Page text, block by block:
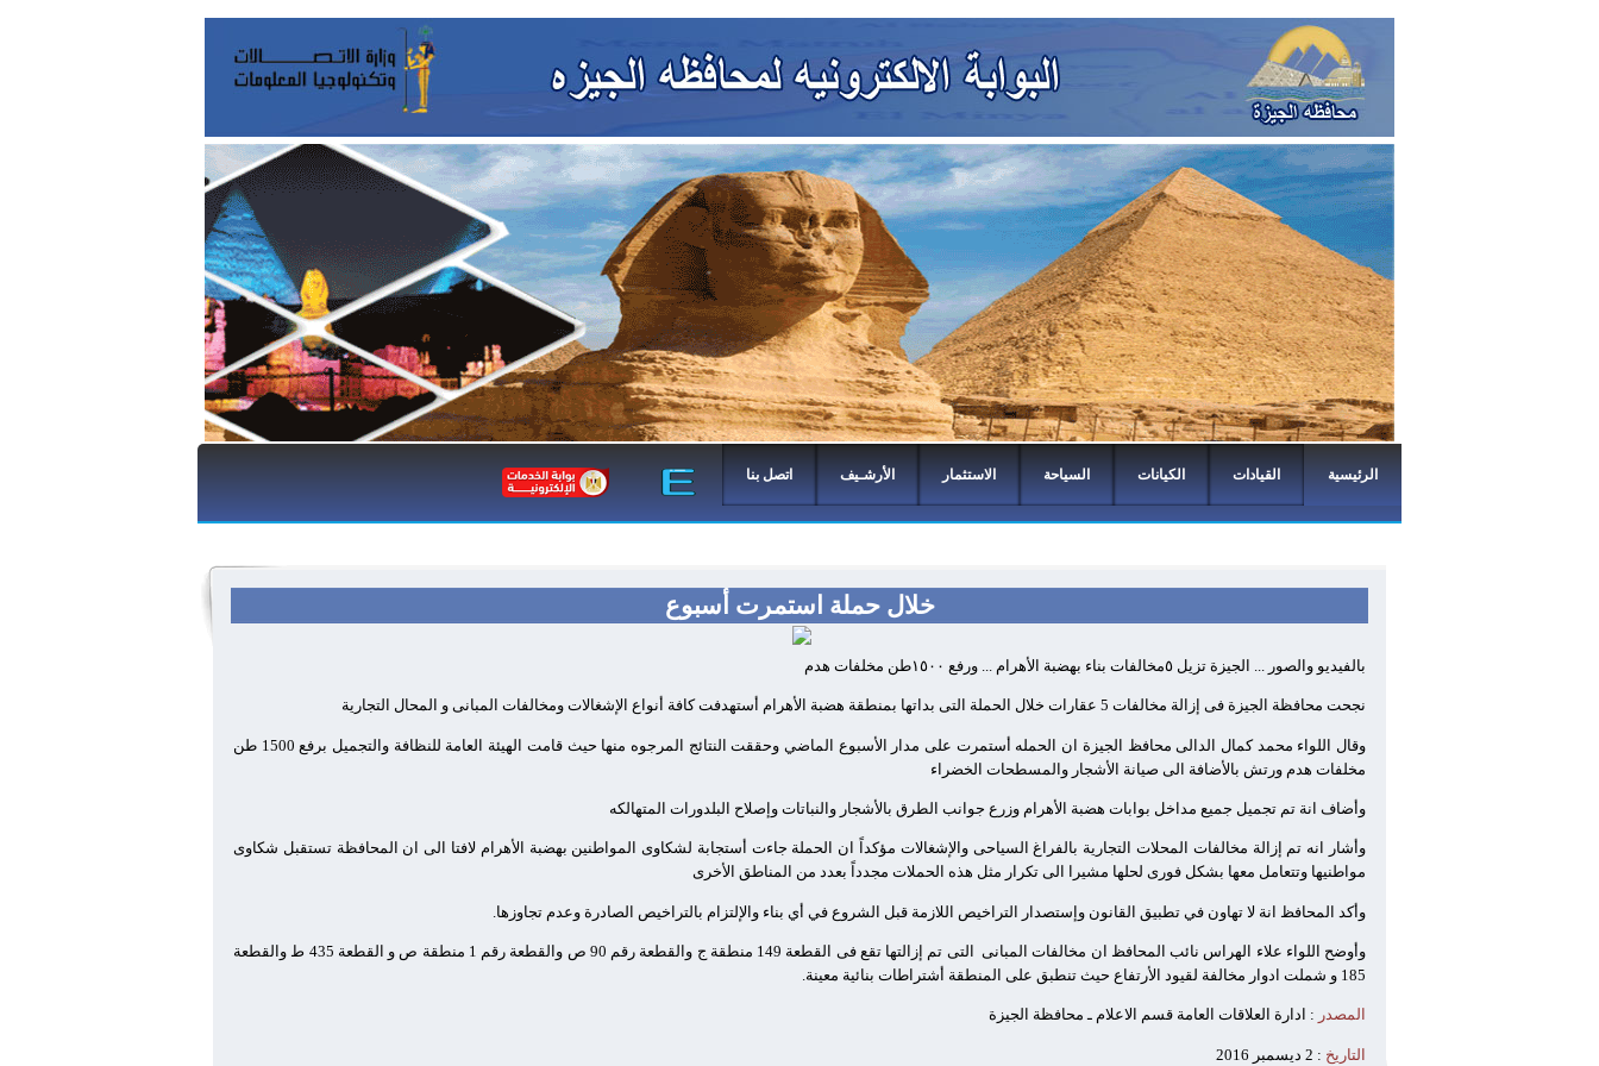
الرئيسية القيادات الكيانات السياحة الاستثمار الأرشـيف اتصل بنا
خلال حملة استمرت أسبوع
بالفيديو والصور ... الجيزة تزيل ٥مخالفات بناء بهضبة الأهرام ... ورفع ١٥٠٠طن مخلفات هدم
نجحت محافظة الجيزة فى إزالة مخالفات 5 عقارات خلال الحملة التى بداتها بمنطقة هضبة الأهرام أستهدفت كافة أنواع الإشغالات ومخالفات المبانى و المحال التجارية
وقال اللواء محمد كمال الدالى محافظ الجيزة ان الحمله أستمرت على مدار الأسبوع الماضي وحققت النتائج المرجوه منها حيث قامت الهيئة العامة للنظافة والتجميل برفع 1500 طن
مخلفات هدم ورتش بالأضافة الى صيانة الأشجار والمسطحات الخضراء
وأضاف انة تم تجميل جميع مداخل بوابات هضبة الأهرام وزرع جوانب الطرق بالأشجار والنباتات وإصلاح البلدورات المتهالكه
وأشار انه تم إزالة مخالفات المحلات التجارية بالفراغ السياحى والإشغالات مؤكداً ان الحملة جاءت أستجابة لشكاوى المواطنين بهضبة الأهرام لافتا الى ان المحافظة تستقبل شكاوى
مواطنيها وتتعامل معها بشكل فورى لحلها مشيرا الى تكرار مثل هذه الحملات مجدداً بعدد من المناطق الأخرى
وأكد المحافظ انة لا تهاون في تطبيق القانون وإستصدار التراخيص اللازمة قبل الشروع في أي بناء والإلتزام بالتراخيص الصادرة وعدم تجاوزها.
وأوضح اللواء علاء الهراس نائب المحافظ ان مخالفات المبانى
التى تم إزالتها تقع فى القطعة 149 منطقة ج والقطعة رقم 90 ص والقطعة رقم 1 منطقة ص و القطعة 435 ط والقطعة
185 و شملت ادوار مخالفة لقيود الأرتفاع حيث تنطبق على المنطقة أشتراطات بنائية معينة.
المصدر : ادارة العلاقات العامة قسم الاعلام ـ محافظة الجيزة
التاريخ : 2 ديسمبر 2016